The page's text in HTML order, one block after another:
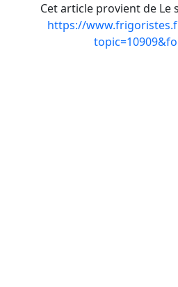
Cet article provient de Le
https://